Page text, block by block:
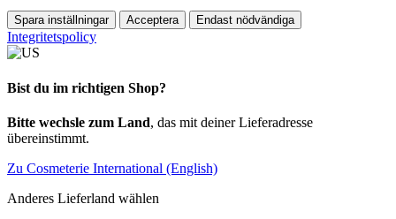
Spara inställningar Acceptera Endast nödvändiga
Integritetspolicy
Bist du im richtigen Shop?
Bitte wechsle zum Land, das mit deiner Lieferadresse
übereinstimmt.
Zu Cosmeterie International (English)
Anderes Lieferland wählen